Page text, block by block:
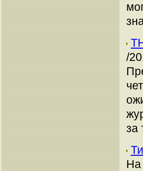
/
за
На